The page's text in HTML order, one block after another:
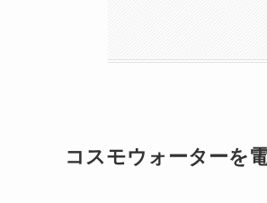
コスモウォーターを